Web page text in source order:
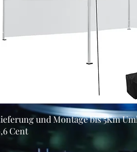
und Montage bis 5Km
Cent